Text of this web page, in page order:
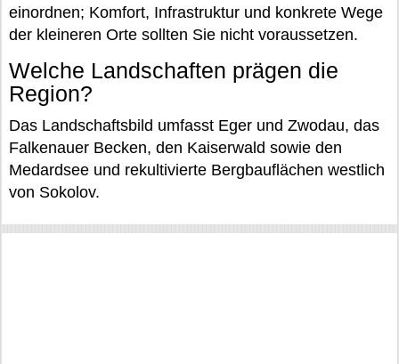
einordnen; Komfort, Infrastruktur und konkrete Wege
der kleineren Orte sollten Sie nicht voraussetzen.
Welche Landschaften prägen die
Region?
Das Landschaftsbild umfasst Eger und Zwodau, das
Falkenauer Becken, den Kaiserwald sowie den
Medardsee und rekultivierte Bergbauflächen westlich
von Sokolov.